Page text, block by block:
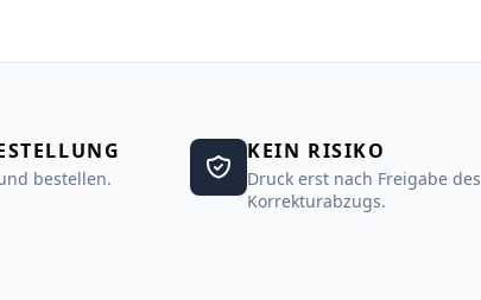
bestellen.
KEIN RISIKO
Druck erst nach Freigabe des
Korrekturabzugs.